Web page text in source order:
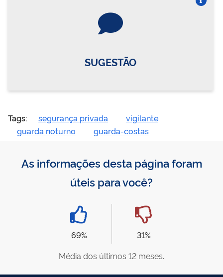
SUGESTÃO
Tags: segurança privada
vigilante
guarda noturno
guarda-costas
As informações desta página foram
úteis para você?
69%
31%
Média dos últimos 12 meses.